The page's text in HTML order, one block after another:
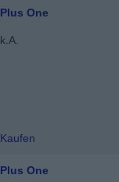
Plus One
k.A.
Kaufen
Plus One